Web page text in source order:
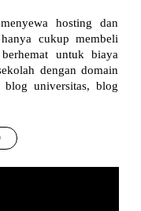
hosting dan
cukup membeli
untuk biaya
dengan domain
universitas, blog